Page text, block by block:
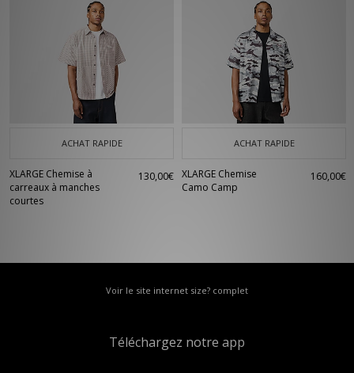
ACHAT RAPIDE
XLARGE Chemise à
carreaux à manches
courtes
130,00€
ACHAT RAPIDE
XLARGE Chemise
Camo Camp
160,00€
Voir le site internet size? complet
Téléchargez notre app